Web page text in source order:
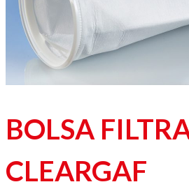
BOLSA
CLEARGAF